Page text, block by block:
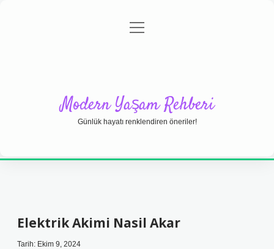
Gizlilik Politikası
menüyü
Modern Yaşam Rehberi
Günlük hayatı renklendiren öneriler!
Elektrik Akimi Nasil Akar
Tarih: Ekim 9, 2024